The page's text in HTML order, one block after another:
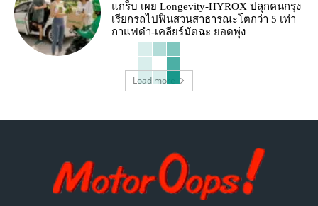
แกร็บ เผย Longevity-HYROX ปลุกคนกรุง
เรียกรถไปฟินสวนสาธารณะโตกว่า 5 เท่า
กาแฟดำ-เคลียร์มัตฉะ ยอดพุ่ง
Load more